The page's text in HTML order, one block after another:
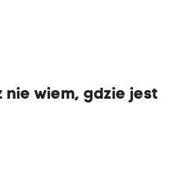
nie wiem, gdzie jest